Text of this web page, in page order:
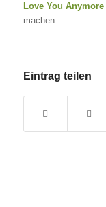
Love You Anymore
machen…
Eintrag teilen